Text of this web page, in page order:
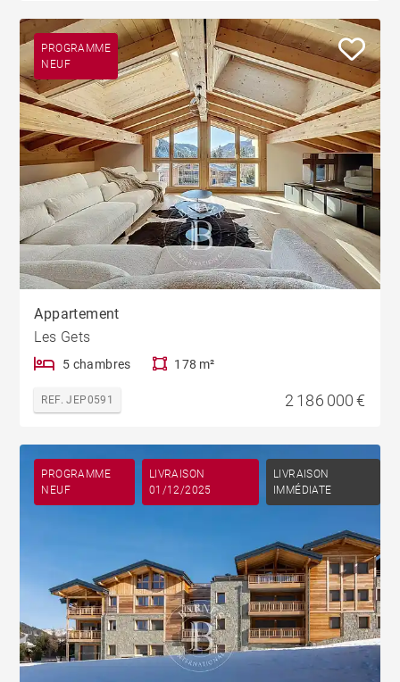
PROGRAMME
NEUF
Appartement
Les Gets
5 chambres 178 m²
REF. JEP0591 2 186 000 €
PROGRAMME
NEUF
LIVRAISON
01/12/2025
LIVRAISON
IMMÉDIATE